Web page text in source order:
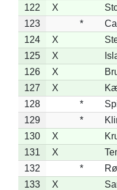
122
X
123
*
124
X
125
X
126
X
127
X
128
*
129
*
130
X
131
X
132
*
133
X